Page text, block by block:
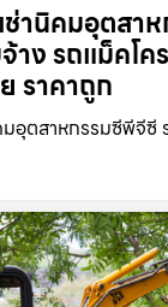
ช่านิคมอุตสา
าง รถแม็คโค
ราคาถูก
มอุตสาหกรรมซีพีจีซี